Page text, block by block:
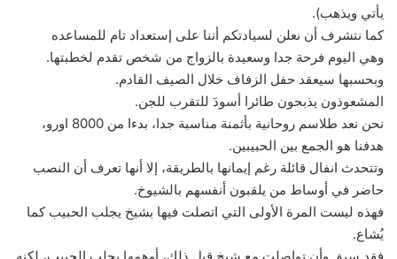
يأتي ويذهب).
كما نتشرف أن نعلن لسيادتكم أننا على إستعداد تام للمساعده
وهي اليوم فرحة جدا وسعيدة بالزواج من شخص تقدم لخطبتها.
وبحسبها سيعقد حفل الزفاف خلال الصيف القادم.
المشعوذون يذبحون طائرا أسودَ للتقرب للجن.
نحن نعد طلاسم روحانية بأثمنة مناسبة جدا، بدءا من 8000 اورو،
هدفنا هو الجمع بين الحبيبين.
وتتحدث انفال قائلة رغم إيمانها بالطريقة، إلا أنها تعرف أن النصب
حاضر في أوساط من يلقبون أنفسهم بالشيوخ.
فهذه ليست المرة الأولى التي اتصلت فيها بشيخ يجلب الحبيب كما
يُشاع.